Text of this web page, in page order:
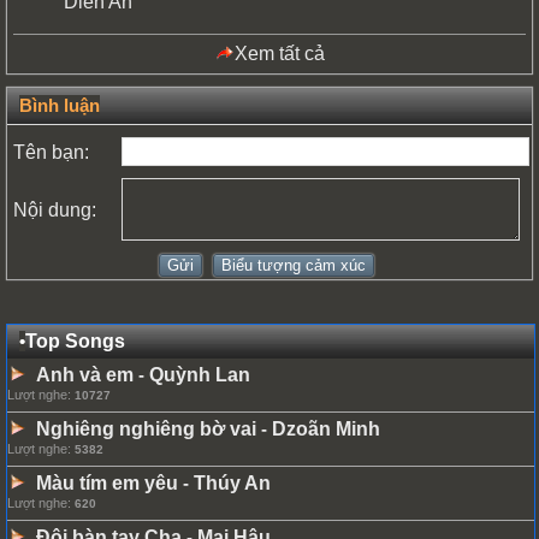
Xem tất cả
Bình luận
Tên bạn:
Nội dung:
•Top Songs
Anh và em - Quỳnh Lan
Lượt nghe: 10727
Nghiêng nghiêng bờ vai - Dzoãn Minh
Lượt nghe: 5382
Màu tím em yêu - Thúy An
Lượt nghe: 620